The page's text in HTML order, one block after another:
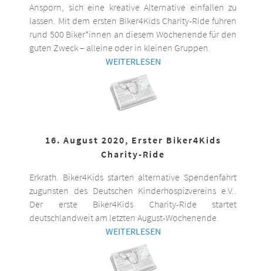
Ansporn, sich eine kreative Alternative einfallen zu
lassen. Mit dem ersten Biker4Kids Charity-Ride fuhren
rund 500 Biker*innen an diesem Wochenende für den
guten Zweck – alleine oder in kleinen Gruppen.
WEITERLESEN
16. August 2020, Erster Biker4Kids
Charity-Ride
Erkrath. Biker4Kids starten alternative Spendenfahrt
zugunsten des Deutschen Kinderhospizvereins e.V..
Der erste Biker4Kids Charity-Ride startet
deutschlandweit am letzten August-Wochenende.
WEITERLESEN